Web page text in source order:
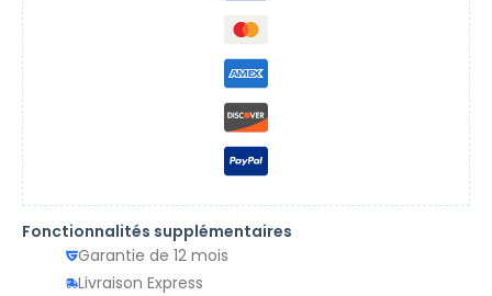
Fonctionnalités supplémentaires
Garantie de 12 mois
Livraison Express